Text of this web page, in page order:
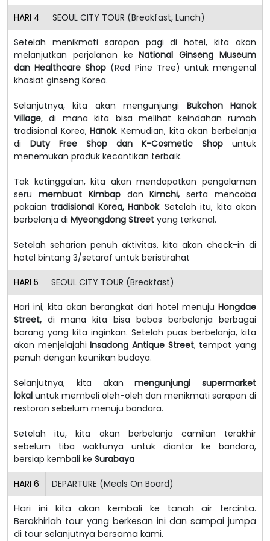
HARI 4 SEOUL CITY TOUR (Breakfast, Lunch)
Setelah menikmati sarapan pagi di hotel, kita akan
melanjutkan perjalanan keNational Ginseng Museum
dan Healthcare Shop (Red Pine Tree) untuk mengenal
khasiat ginseng Korea.
Selanjutnya, kita akan mengunjungi Bukchon Hanok
Village, di mana kita bisa melihat keindahan rumah
tradisional Korea,Hanok. Kemudian, kita akan berbelanja
di Duty Free Shop dan K-Cosmetic Shop untuk
menemukan produk kecantikan terbaik.
Tak ketinggalan, kita akan mendapatkan pengalaman
seru membuat KimbapdanKimchi, serta mencoba
pakaian tradisional Korea, Hanbok. Setelah itu, kita akan
berbelanja di Myeongdong Street yang terkenal.
Setelah seharian penuh aktivitas, kita akan check-in di
hotel bintang 3/setaraf untuk beristirahat
HARI 5 SEOUL CITY TOUR (Breakfast)
Hari ini, kita akan berangkat dari hotel menuju Hongdae
Street, di mana kita bisa bebas berbelanja berbagai
barang yang kita inginkan. Setelah puas berbelanja, kita
akan menjelajahiInsadong Antique Street, tempat yang
penuh dengan keunikan budaya.
Selanjutnya, kita akanmengunjungi supermarket
lokal untuk membeli oleh-oleh dan menikmati sarapan di
restoran sebelum menuju bandara.
Setelah itu, kita akan berbelanja camilan terakhir
sebelum tiba waktunya untuk diantar ke bandara,
bersiap kembali ke Surabaya
HARI 6 DEPARTURE (Meals On Board)
Hari ini kita akan kembali ke tanah air tercinta.
Berakhirlah tour yang berkesan ini dan sampai jumpa
di tour selanjutnya bersama kami.